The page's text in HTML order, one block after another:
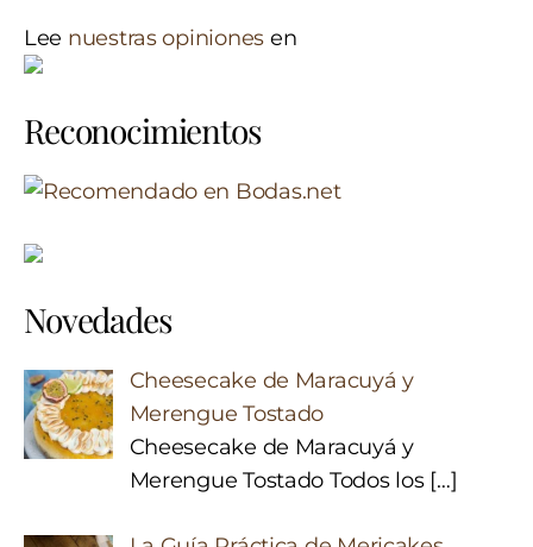
Lee nuestras opiniones en
Reconocimientos
Novedades
Cheesecake de Maracuyá y
Merengue Tostado
Cheesecake de Maracuyá y
Merengue Tostado Todos los […]